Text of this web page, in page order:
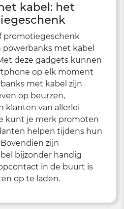
kabel: het
promotiegeschenk
powerbanks met kabel
deze gadgets kunnen
op elk moment
met kabel zijn
op beurzen,
klanten van allerlei
kunt je merk promoten
helpen tijdens hun
zijn
bijzonder handig
in de buurt is
op te laden.